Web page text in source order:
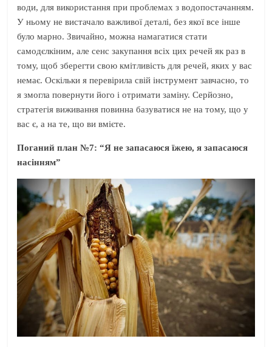
води, для використання при проблемах з водопостачанням.
У ньому не вистачало важливої деталі, без якої все інше
було марно. Звичайно, можна намагатися стати
самодєлкіним, але сенс закупання всіх цих речей як раз в
тому, щоб зберегти свою кмітливість для речей, яких у вас
немає. Оскільки я перевірила свій інструмент завчасно, то
я змогла повернути його і отримати заміну. Серйозно,
стратегія виживання повинна базуватися не на тому, що у
вас є, а на те, що ви вмієте.
Поганий план №7: “Я не запасаюся їжею, я запасаюся
насінням”